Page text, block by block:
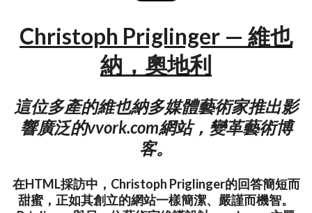
Christoph Priglinger — 維也
納，奧地利
這位多產的維也納多媒體藝術家推出影
響廣泛的vvork.com網站，變革藝術博
客。
在HTML採訪中，Christoph Priglinger的回答簡短而
甜蜜，正如其創立的網站一樣簡潔、嚴謹而機智。